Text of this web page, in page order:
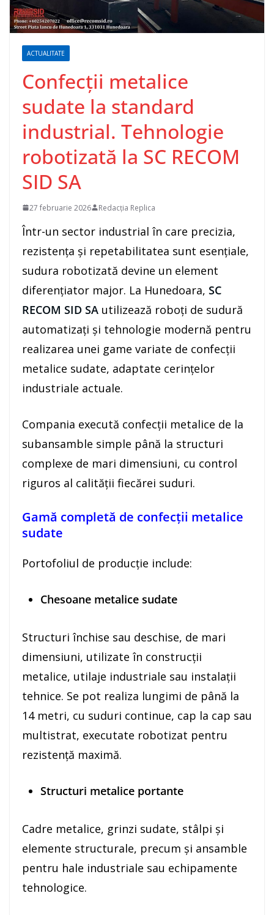
ACTUALITATE
Confecții metalice
sudate la standard
industrial. Tehnologie
robotizată la SC RECOM
SID SA
27 februarie 2026 Redacția Replica
Într-un sector industrial în care precizia,
rezistența și repetabilitatea sunt esențiale,
sudura robotizată devine un element
diferențiator major. La Hunedoara, SC
RECOM SID SA utilizează roboți de sudură
automatizați și tehnologie modernă pentru
realizarea unei game variate de confecții
metalice sudate, adaptate cerințelor
industriale actuale.
Compania execută confecții metalice de la
subansamble simple până la structuri
complexe de mari dimensiuni, cu control
riguros al calității fiecărei suduri.
Gamă completă de confecții metalice
sudate
Portofoliul de producție include:
Chesoane metalice sudate
Structuri închise sau deschise, de mari
dimensiuni, utilizate în construcții
metalice, utilaje industriale sau instalații
tehnice. Se pot realiza lungimi de până la
14 metri, cu suduri continue, cap la cap sau
multistrat, executate robotizat pentru
rezistență maximă.
Structuri metalice portante
Cadre metalice, grinzi sudate, stâlpi și
elemente structurale, precum și ansamble
pentru hale industriale sau echipamente
tehnologice.